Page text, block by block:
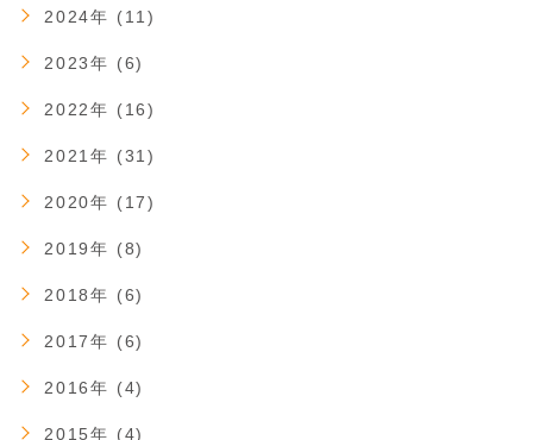
2024年 (11)
2023年 (6)
2022年 (16)
2021年 (31)
2020年 (17)
2019年 (8)
2018年 (6)
2017年 (6)
2016年 (4)
2015年 (4)